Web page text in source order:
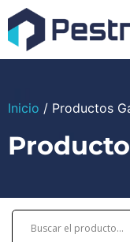
Inicio / Productos